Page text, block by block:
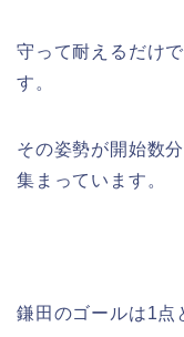
守って耐えるだけ
す。
その姿勢が開始数
集まっています。
鎌田のゴールは1点